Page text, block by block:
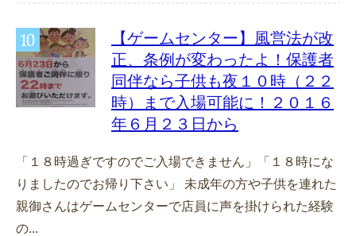
【ゲームセンター】風営法が改
正、条例が変わったよ！保護者
同伴なら子供も夜１０時（２２
時）まで入場可能に！２０１６
年６月２３日から
「１８時過ぎですのでご入場できません」「１８時にな
りましたのでお帰り下さい」 未成年の方や子供を連れた
親御さんはゲームセンターで店員に声を掛けられた経験
の...